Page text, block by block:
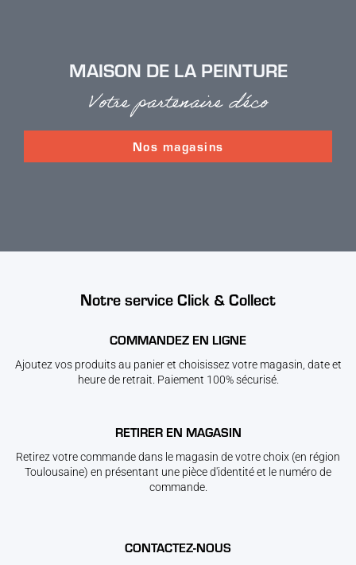
MAISON DE LA PEINTURE
Votre partenaire déco
Nos magasins
Notre service Click & Collect
COMMANDEZ EN LIGNE
Ajoutez vos produits au panier et choisissez votre magasin, date et
heure de retrait. Paiement 100% sécurisé.
RETIRER EN MAGASIN
Retirez votre commande dans le magasin de votre choix (en région
Toulousaine) en présentant une pièce d'identité et le numéro de
commande.
CONTACTEZ-NOUS